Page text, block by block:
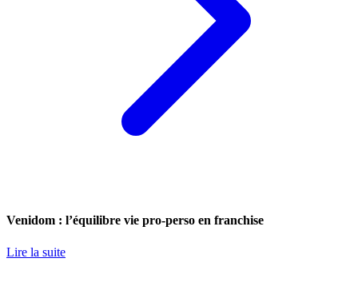
Venidom : l’équilibre vie pro-perso en franchise
Lire la suite